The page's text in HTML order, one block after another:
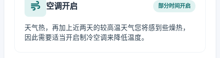
空调开启 部分时间开启
天气热，再加上近两天的较高温天气您将感到些燥热，
因此需要适当开启制冷空调来降低温度。